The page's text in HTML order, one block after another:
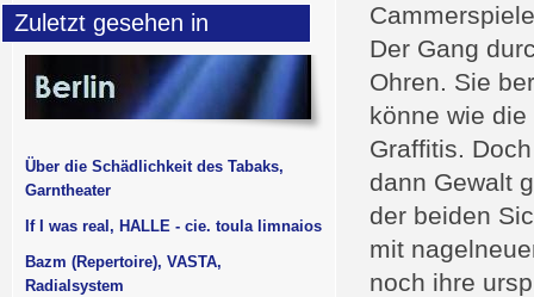
Der Gang
Ohren. Sie
könne wie
Graffitis.
dann Gewalt
der beiden
mit
noch ihre
Zuletzt gesehen in
Über die Schädlichkeit des Tabaks,
Garntheater
If I was real, HALLE - cie. toula limnaios
Bazm (Repertoire), VASTA,
Radialsystem